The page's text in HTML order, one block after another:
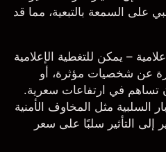
على السمعة بالتبعية، مما قد
– يمكن للتغطية الإعلامية
عن شخصيات مؤثرة، أو
تساهم في ارتفاعات سعرية.
السلبية مثل المخاوف الأمنية
إلى التأثير سلبًا على سعر